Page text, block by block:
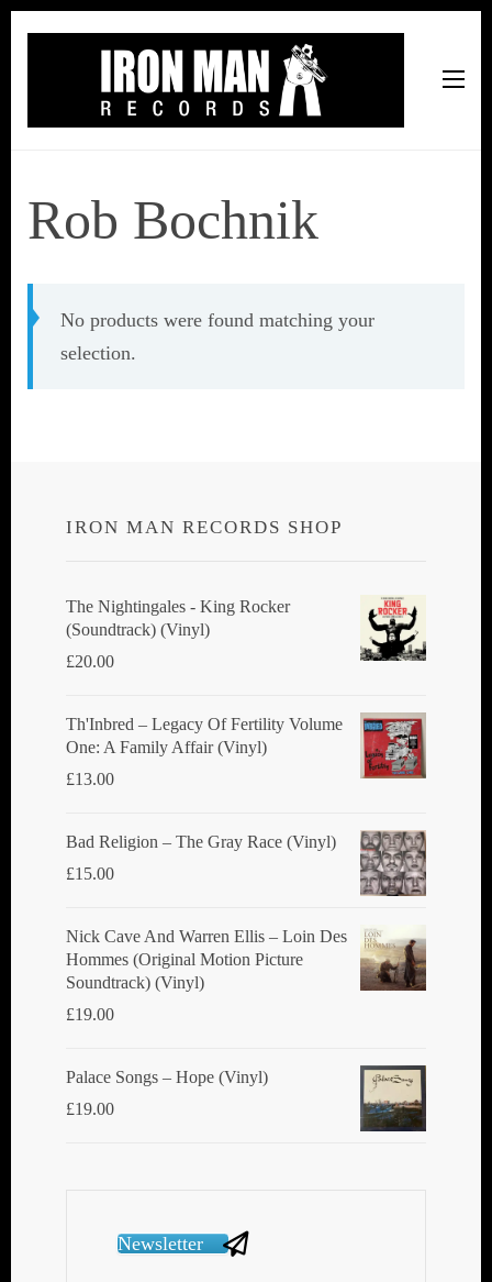
Rob Bochnik
No products were found matching your
selection.
IRON MAN RECORDS SHOP
The Nightingales - King Rocker
(Soundtrack) (Vinyl)
£20.00
Th'Inbred ‎– Legacy Of Fertility Volume
One: A Family Affair (Vinyl)
£13.00
Bad Religion ‎– The Gray Race (Vinyl)
£15.00
Nick Cave And Warren Ellis ‎– Loin Des
Hommes (Original Motion Picture
Soundtrack) (Vinyl)
£19.00
Palace Songs ‎– Hope (Vinyl)
£19.00
Newsletter